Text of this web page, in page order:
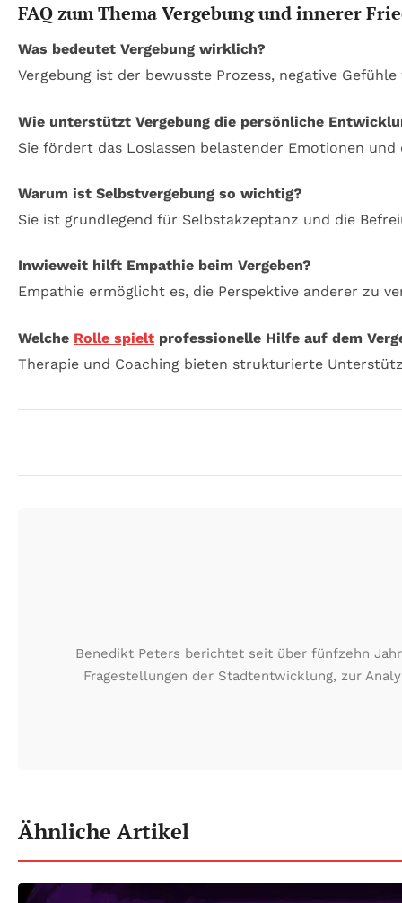
FAQ zum Thema Vergebung und innerer
Was bedeutet Vergebung wirklich?
Vergebung ist der bewusste Prozess, negative
Wie unterstützt Vergebung die persönliche
Sie fördert das Loslassen belastender Emotionen
Warum ist Selbstvergebung so wichtig?
Sie ist grundlegend für Selbstakzeptanz und die
Inwieweit hilft Empathie beim Vergeben?
Empathie ermöglicht es, die Perspektive anderer zu
Welche Rolle spielt professionelle Hilfe auf dem
Therapie und Coaching bieten strukturierte
Benedikt Peters berichtet seit über fünfzehn
Fragestellungen der Stadtentwicklung, zur
Ähnliche Artikel